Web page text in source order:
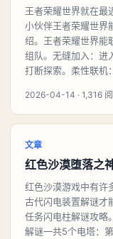
王者荣耀世界就在最
小伙伴王者荣耀世界
绍。王者荣耀世界能
组队。无缝加入：进
打断探索。柔性联机
2026-04-14 · 1,316
文章
红色沙漠堕落之
红色沙漠游戏中有许
古代闪电装置解谜才
任务闪电柱解谜攻略
解谜一共5个电塔：